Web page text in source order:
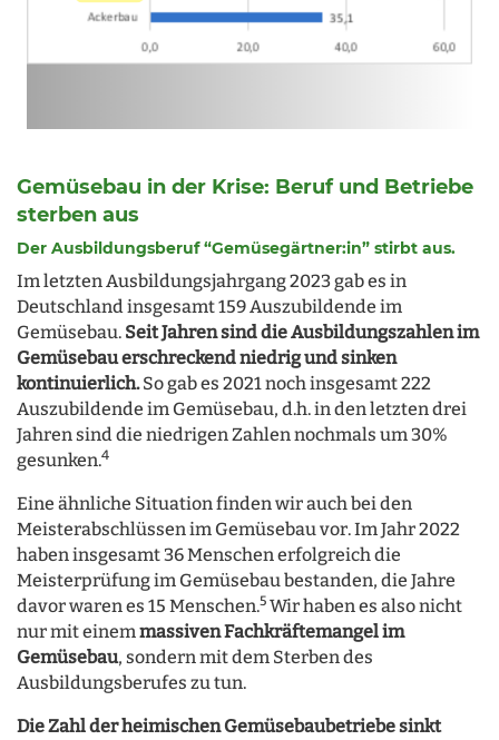
Gemüsebau in der Krise: Beruf und Betriebe
sterben aus
Der Ausbildungsberuf “Gemüsegärtner:in” stirbt aus.
Im letzten Ausbildungsjahrgang 2023 gab es in
Deutschland insgesamt 159 Auszubildende im
Gemüsebau. Seit Jahren sind die Ausbildungszahlen im
Gemüsebau erschreckend niedrig und sinken
kontinuierlich.So gab es 2021 noch insgesamt 222
Auszubildende im Gemüsebau, d.h. in den letzten drei
Jahren sind die niedrigen Zahlen nochmals um 30%
gesunken.4
Eine ähnliche Situation finden wir auch bei den
Meisterabschlüssen im Gemüsebau vor. Im Jahr 2022
haben insgesamt 36 Menschen erfolgreich die
Meisterprüfung im Gemüsebau bestanden, die Jahre
davor waren es 15 Menschen.5 Wir haben es also nicht
nur mit einemmassiven Fachkräftemangel im
Gemüsebau, sondern mit dem Sterben des
Ausbildungsberufes zu tun.
Die Zahl der heimischen Gemüsebaubetriebe sinkt